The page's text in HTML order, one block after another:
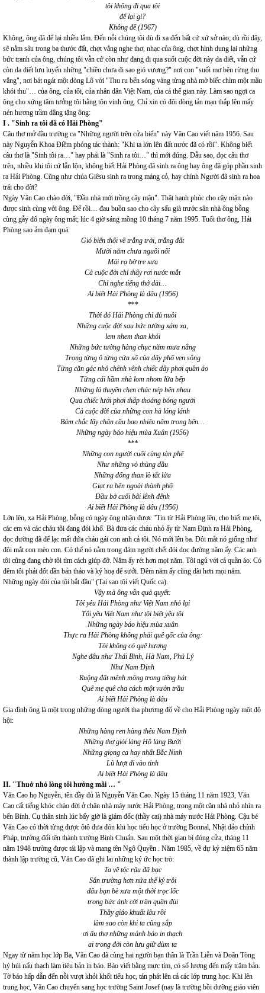
tôi không đi qua tôi
để lại gì?
Không đề (1967)
Không, ông đã để lại nhiều lắm. Đến nỗi chúng tôi dù đi xa đến bất cứ xứ sở nào; dù rồi đây,
sẽ nằm sâu trong ba thước đất, chợt vẳng nghe thơ, nhạc của ông, chợt hình dung lại những
bức tranh của ông, chúng tôi vẫn cứ còn như đang đi qua suốt cuộc đời này da diết, vẫn cứ
còn da diết lưu luyến những "chiều chưa đi sao gió vương?" nơi con "suối mơ bên rừng thu
vắng", nơi bát ngát một dòng Lô với "Thu ru bến sóng vàng từng nhà mờ biếc chìm một mầu
khói thu"… của ông, của tôi, của nhân dân Việt Nam, của cả thế gian này. Làm sao ngợi ca
ông cho xứng tâm tưởng tôi hằng tôn vinh ông. Chỉ xin có đôi dòng tản mạn thắp lên mấy
nén hương trầm dâng tặng ông:
I . "Sinh ra tôi đã có Hải Phòng"
Câu thơ mở đầu trường ca "Những người trên cửa biển" này Văn Cao viết năm 1956. Sau
này Nguyễn Khoa Điềm phóng tác thành: "Khi ta lớn lên đất nước đã có rồi". Không biết
câu thơ là "Sinh tôi ra…" hay phải là "Sinh ra tôi…" thì mới đúng. Dẫu sao, đọc câu thơ
trên, nhiều khi tôi cứ lẫn lộn, không biết Hải Phòng đã sinh ra ông hay ông đã góp phần sinh
ra Hải Phòng. Cũng như chúa Giêsu sinh ra trong máng cỏ, hay chính Người đã sinh ra hoa
trái cho đời?
Ngày Văn Cao chào đời, "Đầu nhà mới trồng cây mận". Thật hạnh phúc cho cây mận nào
được sinh cùng với ông. Để rồi… đau buồn sao cho cây sấu già trước sân nhà ông bỗng
cùng gẫy đổ ngày ông mất; lúc 4 giờ sáng mồng 10 tháng 7 năm 1995. Tuổi thơ ông, Hải
Phòng sao ảm đạm quá:
Gió biển thổi về trắng trời, trắng đất
Mười năm chưa nguôi nổi
Mái rạ bờ tre xưa
Cả cuộc đời chỉ thấy rơi nước mắt
Chỉ nghe tiếng thở dài…
Ai biết Hải Phòng là đâu (1956)
***
Thời đó Hải Phòng chỉ đủ nuôi
Những cuộc đời sau bức tường xám xa,
lem nhem than khói
Những bức tường hàng chục năm mưa nắng
Trong từng ô từng cửa sổ của dãy phố ven sông
Từng căn gác nhỏ chênh vênh chiếc dây phơi quần áo
Từng cái hầm nhà lom nhom lửa bếp
Những lá thuyền chen chúc nép bên nhau
Qua chiếc lưới phơi thấp thoáng bóng người
Cả cuộc đời của những con hà lóng lánh
Bám chắc lấy chân cầu bao nhiêu năm trong bến…
Những ngày báo hiệu mùa Xuân (1956)
***
Những con người cuối cùng tàn phế
Như những vỏ thùng dầu
Những đống than lò tắt lửa
Giạt ra bên ngoài thành phố
Đầu bờ cuối bãi lênh đênh
Ai biết Hải Phòng là đâu (1956)
Lớn lên, xa Hải Phòng, bỗng có ngày ông nhận được "Tin từ Hải Phòng lên, cho biết mẹ tôi,
các em và các cháu tôi đang đói khổ. Bà đưa các cháu nhỏ ấy từ Nam Định ra Hải Phòng,
dọc đường đã để lạc mất đứa cháu gái con anh cả tôi. Nó mới lên ba. Đôi mắt nó giống như
đôi mắt con mèo con. Có thể nó nằm trong đám người chết đói dọc đường năm ấy. Các anh
tôi cũng đang chờ tôi tìm cách giúp đỡ. Năm ấy rét hơn mọi năm. Tôi ngủ với cả quần áo. Có
đêm tôi phải đốt dần bản thảo và ký hoạ để sưởi. Đêm năm ấy cũng dài hơn mọi năm.
Những ngày đói của tôi bắt đầu" (Tại sao tôi viết Quốc ca).
Vậy mà ông vẫn quả quyết:
Tôi yêu Hải Phòng như Việt Nam nhỏ lại
Tôi yêu Việt Nam như tôi biết yêu tôi
Những ngày báo hiệu mùa xuân
Thực ra Hải Phòng không phải quê gốc của ông:
Tôi không có quê hương
Nghe đâu như Thái Bình, Hà Nam, Phủ Lý
Như Nam Định
Ruộng đất mênh mông trong tiếng hát
Quê mẹ quê cha cách một vườn trầu
Ai biết Hải Phòng là đâu
Gia đình ông là một trong những dòng người tha phương đổ về cho Hải Phòng ngày một đô
hội:
Những hàng ren hàng thêu Nam Định
Những thợ giỏi làng Hồ làng Bưởi
Những giọng ca hay nhất Bắc Ninh
Lũ lượt đi vào tỉnh
Ai biết Hải Phòng là đâu
II. "Thuở nhỏ lòng tôi hướng mãi … "
Văn Cao họ Nguyễn, tên đầy đủ là Nguyễn Văn Cao. Ngày 15 tháng 11 năm 1923, Văn
Cao cất tiếng khóc chào đời ở chân nhà máy nước Hải Phòng, trong một căn nhà nhỏ nhìn ra
bến Bính. Cụ thân sinh lúc bấy giờ là giám đốc (thầy cai) nhà máy nước Hải Phòng. Cậu bé
Văn Cao có thời từng được ôtô đưa đón khi học tiểu học ở trường Bonnal, Nhật đảo chính
Pháp, trường đổi tên thành trường Bình Chuẩn. Sau một thời gian bị đóng cửa, tháng 11
năm 1948 trường được tái lập và mang tên Ngô Quyền . Năm 1985, về dự kỷ niệm 65 năm
thành lập trường cũ, Văn Cao đã ghi lai những ký ức học trò:
Ta về tóc râu đã bạc
Sân trường hơn nửa thế kỷ trôi
đâu bạn bè xưa một thời trọc lốc
trong bức ảnh cởi trần quần đùi
Thầy giáo khuất lâu rồi
làm sao còn khi ta cũng sắp
ơi ấu thơ những mảnh báo in thạch
ai trong đời còn lưu giữ dùm ta
Ngay từ năm học lớp Ba, Văn Cao đã cùng hai người bạn thân là Trần Liễn và Doãn Tòng
hý húi nấu thạch làm tiêu bản in báo. Báo viết bằng mực tím, có số lượng đến mấy trăm bản.
Tờ báo hấp dẫn đến nỗi vượt khỏi khối tiểu học, tán phát lên cả các lớp trung học. Khi lên
trung học, Văn Cao chuyển sang học trường Saint Josef (nay là trường bồi dưỡng giáo viên